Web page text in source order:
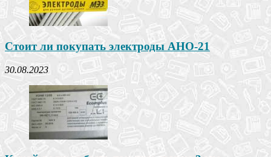
Стоит ли покупать электроды АНО-21
30.08.2023